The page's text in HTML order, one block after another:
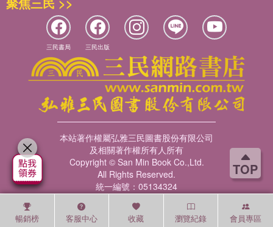
TOP
暢銷榜 客服中心 收藏 瀏覽紀錄 會員專區
三民書局 三民出版
本站著作權屬弘雅三民圖書股份有限公司
及相關著作權所有人所有
Copyright © San Min Book Co.,Ltd.
All Rights Reserved.
統一編號：05134324